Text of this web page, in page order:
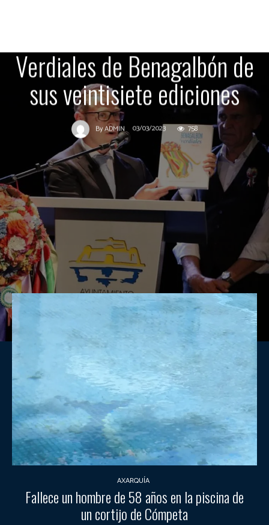
Verdiales de Benagalbón de
sus veintisiete ediciones
ByADMIN 03/03/2023 758
AXARQUÍA
Fallece un hombre de 58 años en la piscina de
un cortijo de Cómpeta